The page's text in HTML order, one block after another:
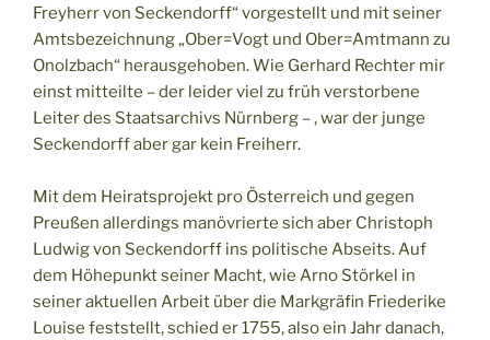
Freyherr von Seckendorff“ vorgestellt und mit seiner
Amtsbezeichnung „Ober=Vogt und Ober=Amtmann zu
Onolzbach“ herausgehoben. Wie Gerhard Rechter mir
einst mitteilte – der leider viel zu früh verstorbene
Leiter des Staatsarchivs Nürnberg – , war der junge
Seckendorff aber gar kein Freiherr.
Mit dem Heiratsprojekt pro Österreich und gegen
Preußen allerdings manövrierte sich aber Christoph
Ludwig von Seckendorff ins politische Abseits. Auf
dem Höhepunkt seiner Macht, wie Arno Störkel in
seiner aktuellen Arbeit über die Markgräfin Friederike
Louise feststellt, schied er 1755, also ein Jahr danach,